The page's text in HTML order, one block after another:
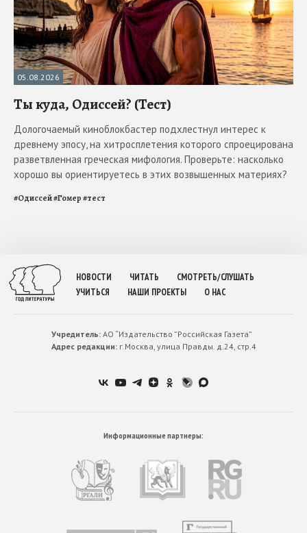
05.08.2026
Ты куда, Одиссей? (Тест)
Дологочаемый киноблокбастер подхлестнул интерес к
древнему эпосу, на хитросплетения которого спроецирована
разветвленная греческая мифология. Проверьте: насколько
хорошо вы ориентируетесь в этих возвышенных материях?
#Одиссей#Гомер#тест
НОВОСТИ ЧИТАТЬ
СМОТРЕТЬ/СЛУШАТЬ
УЧИТЬСЯ
НАШИ ПРОЕКТЫ О НАС
Учредитель:АО “Издательство ”Российская Газета”
Адрес редакции:г.Москва, улица Правды. д.24, стр.4
Информационные партнеры: